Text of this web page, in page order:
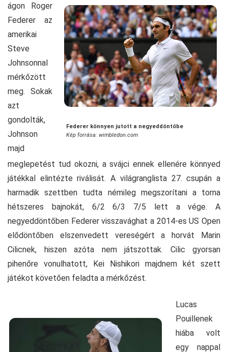
Federer könnyen jutott a negyeddöntőbe
Kép forrása: wimbledon.com
ágon Roger
Federer az
amerikai
Steve
Johnsonnal
mérkőzött
meg. Sokak
azt
gondolták,
Johnson
majd
meglepetést tud okozni, a svájci ennek ellenére könnyed
játékkal elintézte riválisát. A világranglista 27. csupán a
harmadik szettben tudta némileg megszorítani a torna
hétszeres bajnokát, 6/2 6/3 7/5 lett a vége. A
negyeddöntőben Federer visszavághat a 2014-es US Open
elődöntőben elszenvedett vereségért a horvát Marin
Cilicnek, hiszen azóta nem játszottak. Cilic gyorsan
pihenőre vonulhatott, Kei Nishikori majdnem két szett
játékot követően feladta a mérkőzést.
Lucas
Pouillenek
hiába volt
egy nappal